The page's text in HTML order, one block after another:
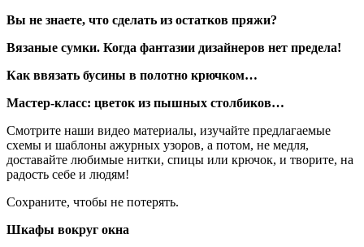
Вы не знаете, что сделать из остатков пряжи?
Вязаные сумки. Когда фантазии дизайнеров нет предела!
Как ввязать бусины в полотно крючком…
Мастер-класс: цветок из пышных столбиков…
Смотрите наши видео материалы, изучайте предлагаемые
схемы и шаблоны ажурных узоров, а потом, не медля,
доставайте любимые нитки, спицы или крючок, и творите, на
радость себе и людям!
Сохраните, чтобы не потерять.
Шкафы вокруг окна